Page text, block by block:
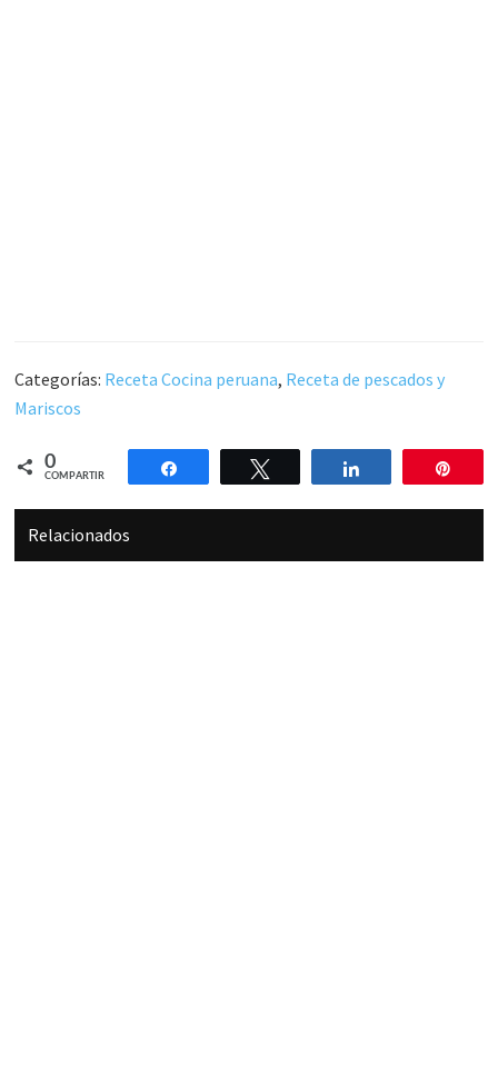
Categorías: Receta Cocina peruana, Receta de pescados y
Mariscos
0
COMPARTIR
Compartir Compartir
Relacionados